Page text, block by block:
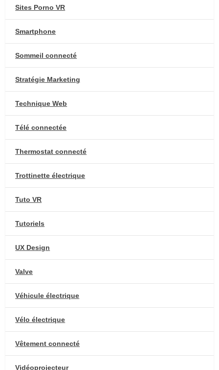
Sites Porno VR
Smartphone
Sommeil connecté
Stratégie Marketing
Technique Web
Télé connectée
Thermostat connecté
Trottinette électrique
Tuto VR
Tutoriels
UX Design
Valve
Véhicule électrique
Vélo électrique
Vêtement connecté
Vidéoprojecteur